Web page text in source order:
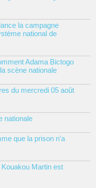
la campagne
national de
Adama Bictogo
scène nationale
du mercredi 05 août
nationale
que la prison n'a
Kouakou Martin est